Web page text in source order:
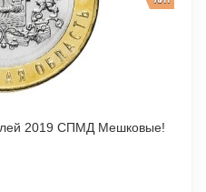
Костромская область 10 рублей 2019 СПМД Мешковые!